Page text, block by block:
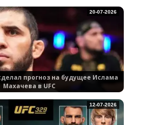
прогноз на будущее Ислама
Махачева в UFC
20-07-2026
12-07-2026